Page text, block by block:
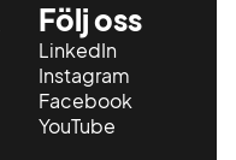
Följ oss
LinkedIn
Instagram
Facebook
YouTube